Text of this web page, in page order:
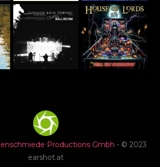
Productions Gmbh - © 2023
earshot.at